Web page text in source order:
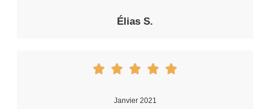
Élias S.
Janvier 2021